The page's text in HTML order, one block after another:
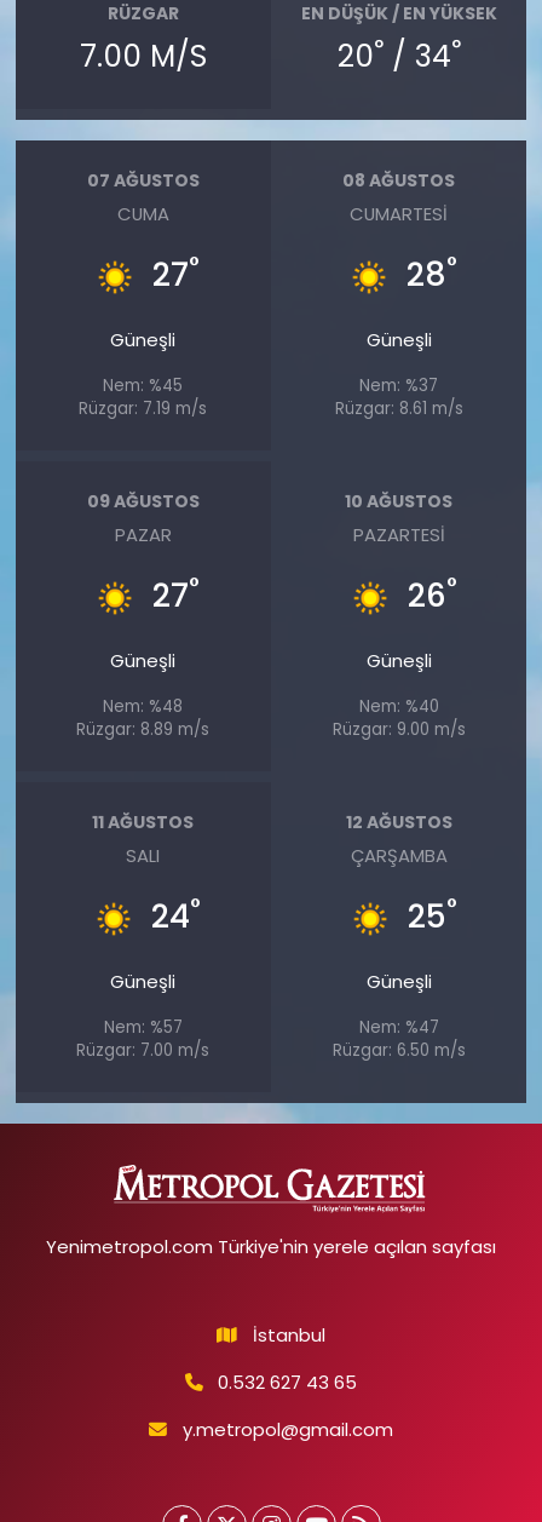
RÜZGAR
7.00 M/S
EN DÜŞÜK / EN YÜKSEK
20°/ 34°
07 AĞUSTOS
CUMA
27°
Güneşli
Nem: %45
Rüzgar: 7.19 m/s
08 AĞUSTOS
CUMARTESI
28°
Güneşli
Nem: %37
Rüzgar: 8.61 m/s
09 AĞUSTOS
PAZAR
27°
Güneşli
Nem: %48
Rüzgar: 8.89 m/s
10 AĞUSTOS
PAZARTESI
26°
Güneşli
Nem: %40
Rüzgar: 9.00 m/s
11 AĞUSTOS
SALI
24°
Güneşli
Nem: %57
Rüzgar: 7.00 m/s
12 AĞUSTOS
ÇARŞAMBA
25°
Güneşli
Nem: %47
Rüzgar: 6.50 m/s
Yenimetropol.com Türkiye'nin yerele açılan sayfası
İstanbul
0.532 627 43 65
y.metropol@gmail.com